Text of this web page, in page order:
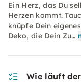
Ein Herz, das Du
Herzen kommt.
knüpfe Dein
Deko, die Dein Zu…
Wie läuft